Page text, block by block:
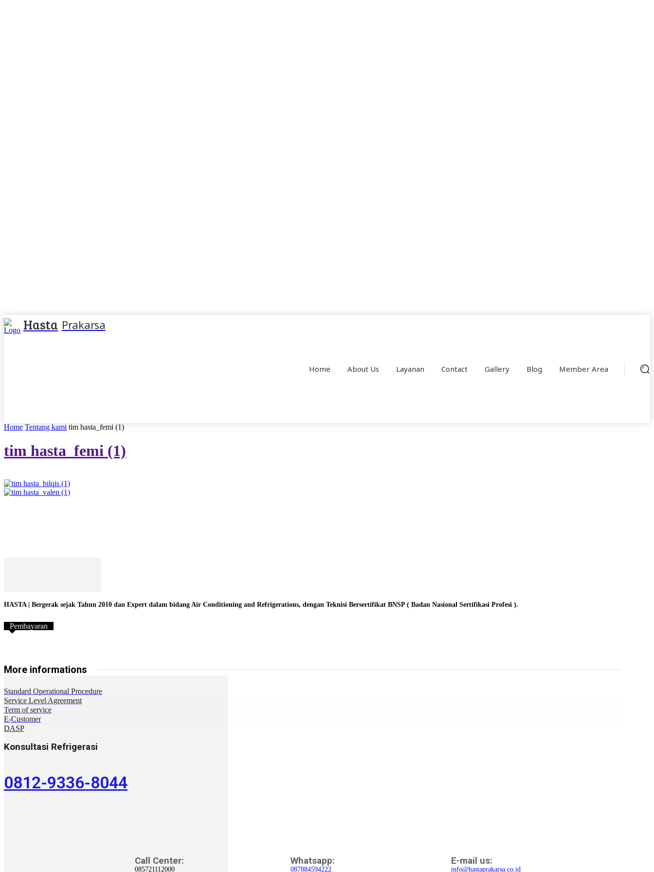
Hasta Prakarsa
Home About Us Layanan Contact Gallery Blog Member Area
Home Tentang kami tim hasta_femi (1)
tim hasta_femi (1)
HASTA | Bergerak sejak Tahun 2010 dan Expert dalam bidang Air Conditioning and Refrigerations, dengan Teknisi Bersertifikat BNSP ( Badan Nasional Sertifikasi Profesi ).
Pembayaran
More informations
Standard Operational Procedure
Service Level Agreement
Term of service
E-Customer
DASP
Konsultasi Refrigerasi
0812-9336-8044
Call Center:
085721112000
Whatsapp:
087884594222
E-mail us:
info@hastaprakarsa.co.id